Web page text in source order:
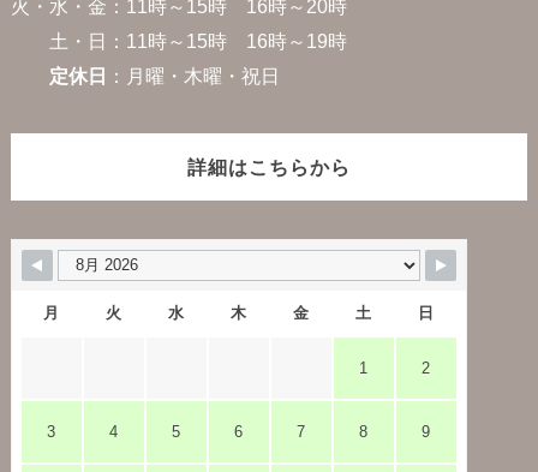
火・水・金：11時～15時 16時～20時
土・日：11時～15時 16時～19時
定休日
：月曜・木曜・祝日
詳細はこちらから
月 火 水 木 金 土 日
1 2
3 4 5 6 7 8 9